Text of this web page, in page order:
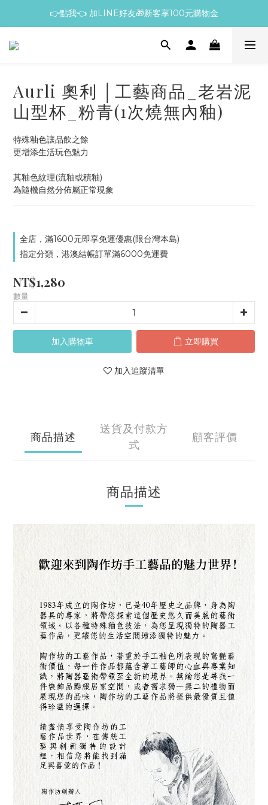
👉點我👈 加LINE好友🎁新客享100元購物金
Aurli 奧利 │工藝商品_老岩泥
山型杯_粉青(1次燒無內釉)
特殊釉色讓品飲之餘
更增添生活玩色魅力
其釉色紋理(流釉或積釉)
為隨機自然分佈屬正常現象
全店，滿1600元即享免運優惠(限台灣本島)
指定分類，港澳結帳訂單滿6000免運費
NT$1,280
數量
加入購物車 立即購買
加入追蹤清單
商品描述
送貨及付款方
式
顧客評價
商品描述